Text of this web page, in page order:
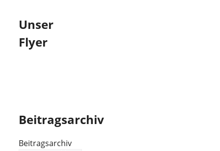
Unser
Flyer
Beitragsarchiv
Beitragsarchiv